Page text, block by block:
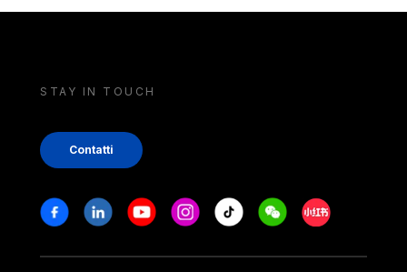
STAY IN TOUCH
Contatti
Stay in touch
FacebookLinkedinYoutubeInstagram
Tiktok WeechatXiaohongshu/